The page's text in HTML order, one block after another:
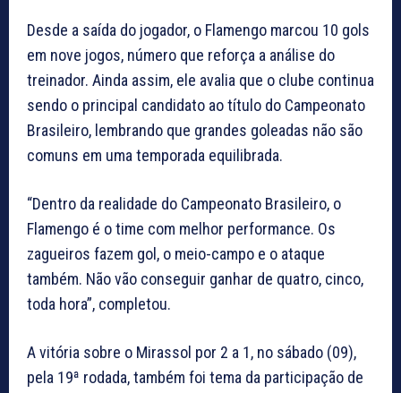
Desde a saída do jogador, o Flamengo marcou 10 gols
em nove jogos, número que reforça a análise do
treinador. Ainda assim, ele avalia que o clube continua
sendo o principal candidato ao título do Campeonato
Brasileiro, lembrando que grandes goleadas não são
comuns em uma temporada equilibrada.
“Dentro da realidade do Campeonato Brasileiro, o
Flamengo é o time com melhor performance. Os
zagueiros fazem gol, o meio-campo e o ataque
também. Não vão conseguir ganhar de quatro, cinco,
toda hora”, completou.
A vitória sobre o Mirassol por 2 a 1, no sábado (09),
pela 19ª rodada, também foi tema da participação de